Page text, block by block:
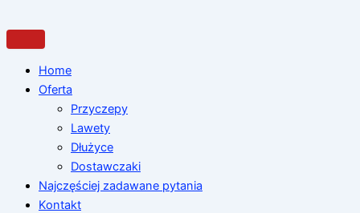
do
treści
Home
Oferta
Przyczepy
Lawety
Dłużyce
Dostawczaki
Najczęściej zadawane pytania
Kontakt